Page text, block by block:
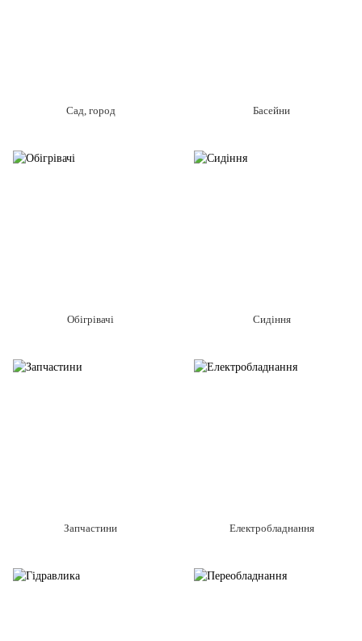
Сад, город Басейни
Обігрівачі Сидіння
Запчастини Електробладнання